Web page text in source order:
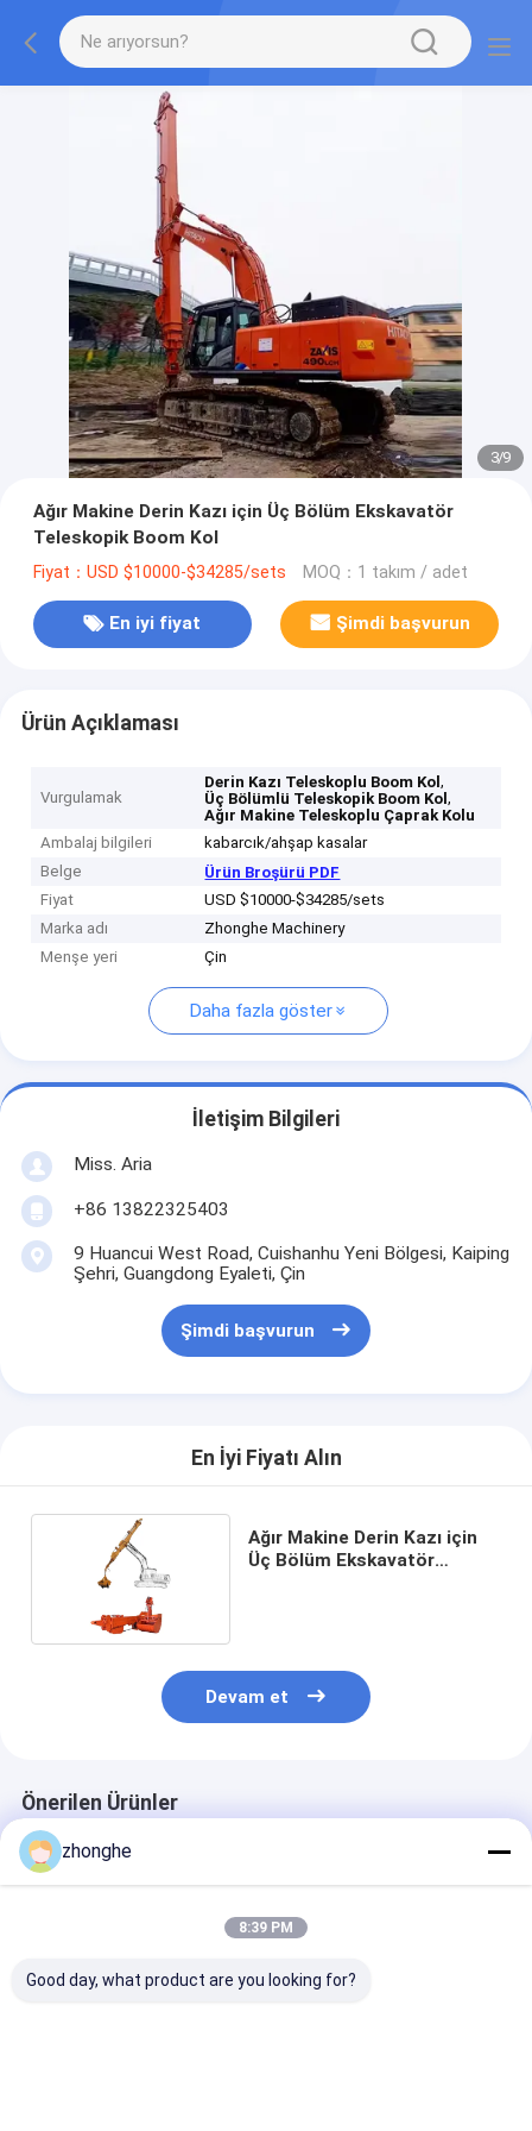
3/9
Ağır Makine Derin Kazı için Üç Bölüm Ekskavatör
Teleskopik Boom Kol
Fiyat：USD $10000-$34285/sets MOQ：1 takım / adet
En iyi fiyat Şimdi başvurun
Ürün Açıklaması
Vurgulamak
Derin Kazı Teleskoplu Boom Kol,
Üç Bölümlü Teleskopik Boom Kol,
Ağır Makine Teleskoplu Çaprak Kolu
Ambalaj bilgileri
kabarcık/ahşap kasalar
Belge
Ürün Broşürü PDF
Fiyat
USD $10000-$34285/sets
Marka adı
Zhonghe Machinery
Menşe yeri
Çin
Daha fazla göster
İletişim Bilgileri
Miss. Aria
+86 13822325403
9 Huancui West Road, Cuishanhu Yeni Bölgesi, Kaiping
Şehri, Guangdong Eyaleti, Çin
Şimdi başvurun
En İyi Fiyatı Alın
Ağır Makine Derin Kazı için
Üç Bölüm Ekskavatör
Devam et
Önerilen Ürünler
zhonghe
8:39 PM
Good day, what product are you looking for?